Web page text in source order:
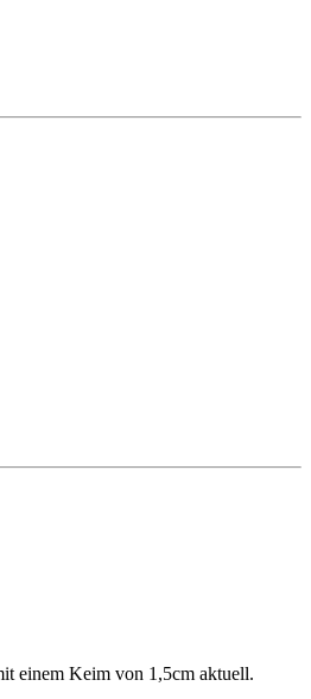
einem Keim von 1,5cm aktuell.